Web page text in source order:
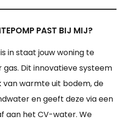
PAST BIJ MIJ?
in staat jouw woning te
Dit innovatieve systeem
van warmte uit bodem, de
en geeft deze via een
aan het CV-water. We